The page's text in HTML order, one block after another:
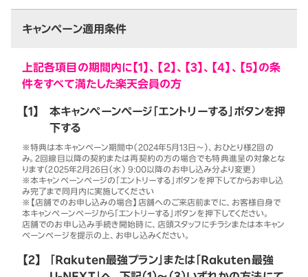
キャンペーン適用条件
上記各項目の期間内に【1】、【2】、【3】、【4】、【5】の条
件をすべて満たした楽天会員の方
【1】
本キャンペーンページ「エントリーする」ボタンを押
下する
※特典は本キャンペーン期間中（2024年5月13日～）、おひとり様2回の
み。2回線目以降の契約または再契約の方の場合でも特典進呈の対象とな
ります（2025年2月26日（水） 9:00以降のお申し込み分より変更）
※本キャンペーンページの「エントリーする」ボタンを押下してからお申し込
み完了まで同月内に実施してください
※【店舗でのお申し込みの場合】店舗へのご来店前までに、お客様自身で
本キャンペーンページから「エントリーする」ボタンを押下してください。
店舗でのお申し込み手続き開始時に、店頭スタッフにチラシまたは本キャン
ペーンページを提示の上、お申し込みください。
【2】
「Rakuten最強プラン」または「Rakuten最強